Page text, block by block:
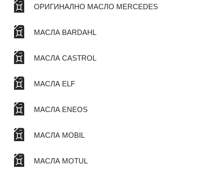
ОРИГИНАЛНО МАСЛО MERCEDES
МАСЛА BARDAHL
МАСЛА CASTROL
МАСЛА ELF
МАСЛА ENEOS
МАСЛА MOBIL
МАСЛА MOTUL